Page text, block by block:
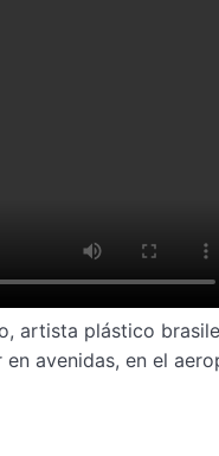
artista plástico
avenidas, en el